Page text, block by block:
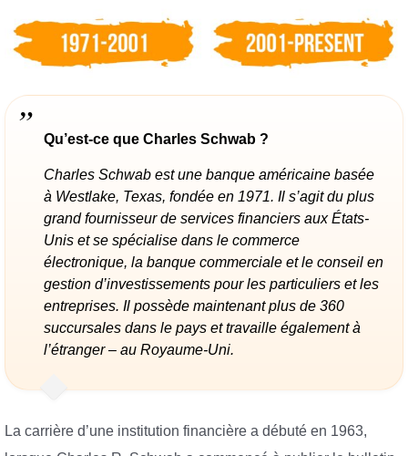
Qu’est-ce que Charles Schwab ?
Charles Schwab est une banque américaine basée
à Westlake, Texas, fondée en 1971. Il s’agit du plus
grand fournisseur de services financiers aux États-
Unis et se spécialise dans le commerce
électronique, la banque commerciale et le conseil en
gestion d’investissements pour les particuliers et les
entreprises. Il possède maintenant plus de 360 ​​
succursales dans le pays et travaille également à
l’étranger – au Royaume-Uni.
La carrière d’une institution financière a débuté en 1963,